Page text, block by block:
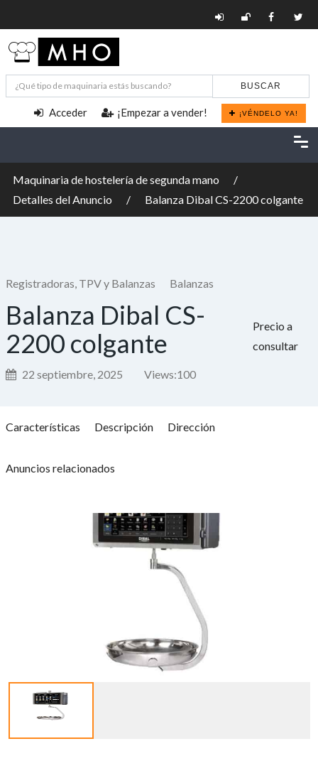
BUSCAR
Acceder ¡Empezar a vender! ¡VÉNDELO YA!
Maquinaria de hostelería de segunda mano
Detalles del Anuncio
Balanza Dibal CS-2200 colgante
Registradoras, TPV y Balanzas Balanzas
Balanza Dibal CS-
2200 colgante
22 septiembre, 2025 Views:100
Precio a
consultar
Características Descripción Dirección
Anuncios relacionados